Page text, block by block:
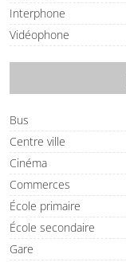
Interphone
Vidéophone
Bus
Centre ville
Cinéma
Commerces
École primaire
École secondaire
Gare